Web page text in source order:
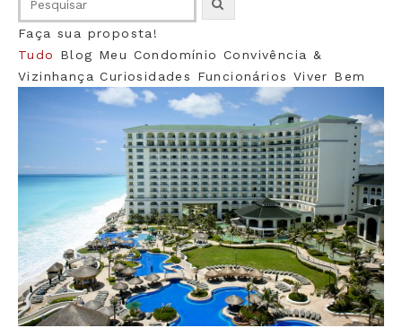
Faça sua proposta!
Tudo
Blog Meu Condomínio Convivência &
Vizinhança Curiosidades Funcionários Viver Bem